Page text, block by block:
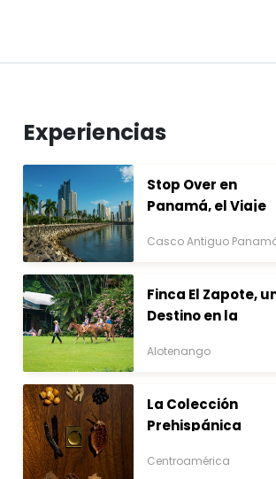
Experiencias
Stop Over en
Panamá, el Viaje
Destino
Casco Antiguo
Finca El Zapote,
Destino en la
Arte y Naturaleza
Alotenango
La Colección
Prehispánica
Centroamérica